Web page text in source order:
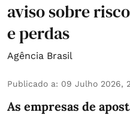
aviso sobre
e perdas
Agência Brasil
Publicado a: 09 Julho 2026,
As empresas de